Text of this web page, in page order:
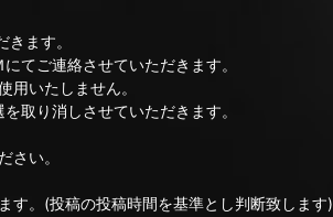
ます。
てご連絡させていただきます。
いたしません。
取り消しさせていただきます。
さい。
す。(投稿の投稿時間を基準とし判断致します)